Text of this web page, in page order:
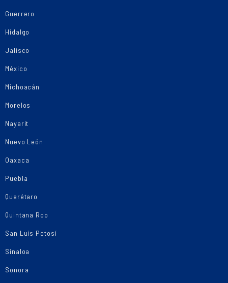
Guerrero
Hidalgo
Jalisco
México
Michoacán
Morelos
Nayarit
Nuevo León
Oaxaca
Puebla
Querétaro
Quintana Roo
San Luis Potosí
Sinaloa
Sonora